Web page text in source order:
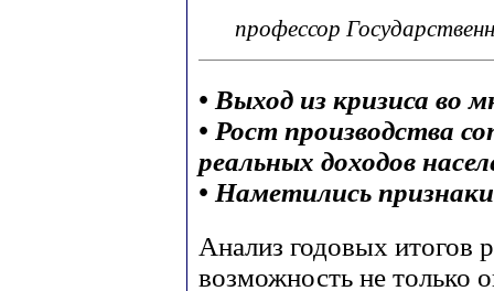
профессор
• Выход из кризиса во
• Рост производства
реальных доходов
• Наметились
Анализ годовых итогов
возможность не только